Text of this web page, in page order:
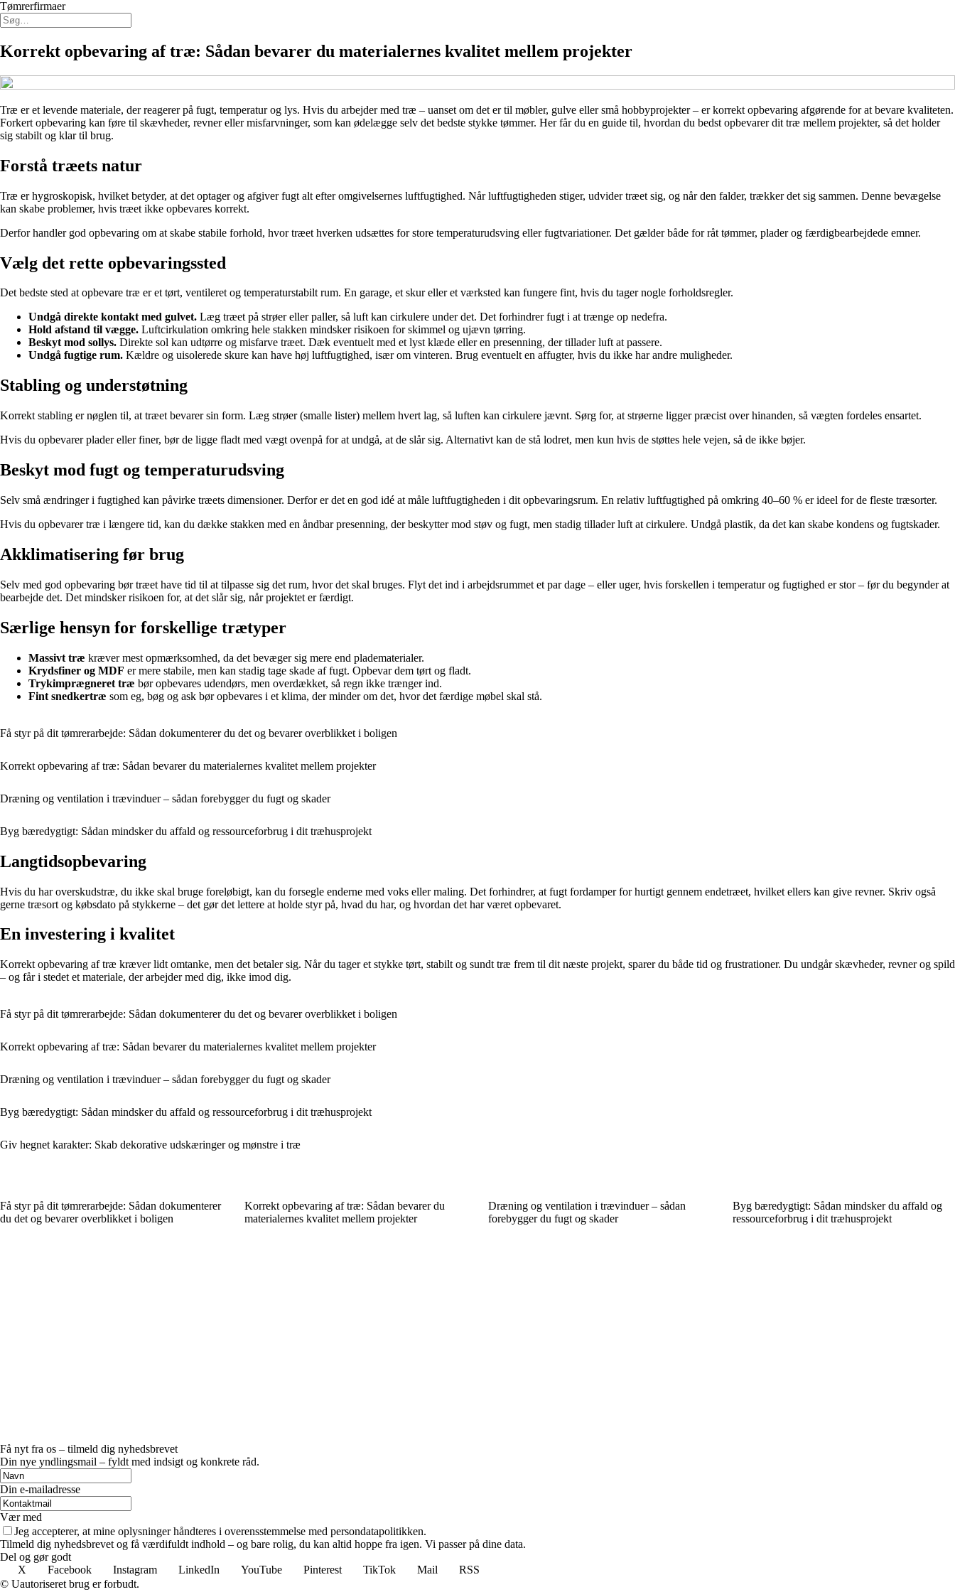
Tømrerfirmaer
Korrekt opbevaring af træ: Sådan bevarer du materialernes kvalitet mellem projekter
Træ er et levende materiale, der reagerer på fugt, temperatur og lys. Hvis du arbejder med træ – uanset om det er til møbler, gulve eller små hobbyprojekter – er korrekt opbevaring afgørende for at bevare kvaliteten.
Forkert opbevaring kan føre til skævheder, revner eller misfarvninger, som kan ødelægge selv det bedste stykke tømmer. Her får du en guide til, hvordan du bedst opbevarer dit træ mellem projekter, så det holder
sig stabilt og klar til brug.
Forstå træets natur
Træ er hygroskopisk, hvilket betyder, at det optager og afgiver fugt alt efter omgivelsernes luftfugtighed. Når luftfugtigheden stiger, udvider træet sig, og når den falder, trækker det sig sammen. Denne bevægelse
kan skabe problemer, hvis træet ikke opbevares korrekt.
Derfor handler god opbevaring om at skabe stabile forhold, hvor træet hverken udsættes for store temperaturudsving eller fugtvariationer. Det gælder både for råt tømmer, plader og færdigbearbejdede emner.
Vælg det rette opbevaringssted
Det bedste sted at opbevare træ er et tørt, ventileret og temperaturstabilt rum. En garage, et skur eller et værksted kan fungere fint, hvis du tager nogle forholdsregler.
Undgå direkte kontakt med gulvet. Læg træet på strøer eller paller, så luft kan cirkulere under det. Det forhindrer fugt i at trænge op nedefra.
Hold afstand til vægge. Luftcirkulation omkring hele stakken mindsker risikoen for skimmel og ujævn tørring.
Beskyt mod sollys. Direkte sol kan udtørre og misfarve træet. Dæk eventuelt med et lyst klæde eller en presenning, der tillader luft at passere.
Undgå fugtige rum. Kældre og uisolerede skure kan have høj luftfugtighed, især om vinteren. Brug eventuelt en affugter, hvis du ikke har andre muligheder.
Stabling og understøtning
Korrekt stabling er nøglen til, at træet bevarer sin form. Læg strøer (smalle lister) mellem hvert lag, så luften kan cirkulere jævnt. Sørg for, at strøerne ligger præcist over hinanden, så vægten fordeles ensartet.
Hvis du opbevarer plader eller finer, bør de ligge fladt med vægt ovenpå for at undgå, at de slår sig. Alternativt kan de stå lodret, men kun hvis de støttes hele vejen, så de ikke bøjer.
Beskyt mod fugt og temperaturudsving
Selv små ændringer i fugtighed kan påvirke træets dimensioner. Derfor er det en god idé at måle luftfugtigheden i dit opbevaringsrum. En relativ luftfugtighed på omkring 40–60 % er ideel for de fleste træsorter.
Hvis du opbevarer træ i længere tid, kan du dække stakken med en åndbar presenning, der beskytter mod støv og fugt, men stadig tillader luft at cirkulere. Undgå plastik, da det kan skabe kondens og fugtskader.
Akklimatisering før brug
Selv med god opbevaring bør træet have tid til at tilpasse sig det rum, hvor det skal bruges. Flyt det ind i arbejdsrummet et par dage – eller uger, hvis forskellen i temperatur og fugtighed er stor – før du begynder at
bearbejde det. Det mindsker risikoen for, at det slår sig, når projektet er færdigt.
Særlige hensyn for forskellige trætyper
Massivt træ kræver mest opmærksomhed, da det bevæger sig mere end pladematerialer.
Krydsfiner og MDF er mere stabile, men kan stadig tage skade af fugt. Opbevar dem tørt og fladt.
Trykimprægneret træ bør opbevares udendørs, men overdækket, så regn ikke trænger ind.
Fint snedkertræ som eg, bøg og ask bør opbevares i et klima, der minder om det, hvor det færdige møbel skal stå.
Få styr på dit tømrerarbejde: Sådan dokumenterer du det og bevarer overblikket i boligen
Korrekt opbevaring af træ: Sådan bevarer du materialernes kvalitet mellem projekter
Dræning og ventilation i trævinduer – sådan forebygger du fugt og skader
Byg bæredygtigt: Sådan mindsker du affald og ressourceforbrug i dit træhusprojekt
Langtidsopbevaring
Hvis du har overskudstræ, du ikke skal bruge foreløbigt, kan du forsegle enderne med voks eller maling. Det forhindrer, at fugt fordamper for hurtigt gennem endetræet, hvilket ellers kan give revner. Skriv også
gerne træsort og købsdato på stykkerne – det gør det lettere at holde styr på, hvad du har, og hvordan det har været opbevaret.
En investering i kvalitet
Korrekt opbevaring af træ kræver lidt omtanke, men det betaler sig. Når du tager et stykke tørt, stabilt og sundt træ frem til dit næste projekt, sparer du både tid og frustrationer. Du undgår skævheder, revner og spild
– og får i stedet et materiale, der arbejder med dig, ikke imod dig.
Få styr på dit tømrerarbejde: Sådan dokumenterer du det og bevarer overblikket i boligen
Korrekt opbevaring af træ: Sådan bevarer du materialernes kvalitet mellem projekter
Dræning og ventilation i trævinduer – sådan forebygger du fugt og skader
Byg bæredygtigt: Sådan mindsker du affald og ressourceforbrug i dit træhusprojekt
Giv hegnet karakter: Skab dekorative udskæringer og mønstre i træ
Få styr på dit tømrerarbejde: Sådan dokumenterer
du det og bevarer overblikket i boligen
Korrekt opbevaring af træ: Sådan bevarer du
materialernes kvalitet mellem projekter
Dræning og ventilation i trævinduer – sådan
forebygger du fugt og skader
Byg bæredygtigt: Sådan mindsker du affald og
ressourceforbrug i dit træhusprojekt
Få nyt fra os – tilmeld dig nyhedsbrevet
Din nye yndlingsmail – fyldt med indsigt og konkrete råd.
Din e-mailadresse
Vær med
Jeg accepterer, at mine oplysninger håndteres i overensstemmelse med persondatapolitikken.
Tilmeld dig nyhedsbrevet og få værdifuldt indhold – og bare rolig, du kan altid hoppe fra igen. Vi passer på dine data.
Del og gør godt
X
Facebook Instagram LinkedIn YouTube Pinterest TikTok Mail
RSS
© Uautoriseret brug er forbudt.